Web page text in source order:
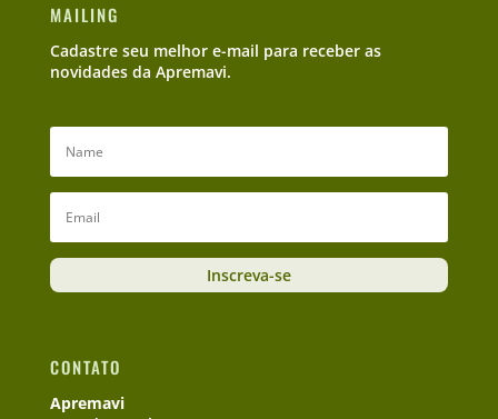
MAILING
Cadastre seu melhor e-mail para receber as
novidades da Apremavi.
Inscreva-se
CONTATO
Apremavi